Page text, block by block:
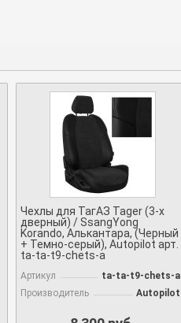
Чехлы для ТагАЗ Tager (3-х
дверный) / SsangYong
Korando, Алькантара, (Черный
+ Темно-серый), Autopilot арт.
ta-ta-t9-chets-a
Артикул
ta-ta-t9-chets-a
Производитель
Autopilot